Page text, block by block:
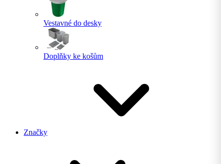
Vestavné do desky
Doplňky ke košům
Značky